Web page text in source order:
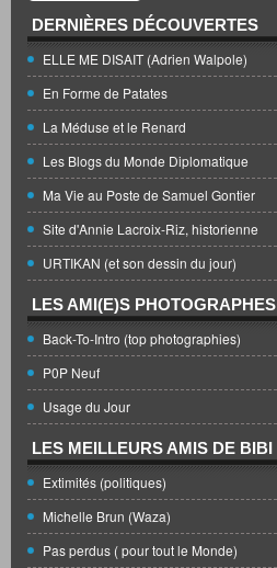
DERNIÈRES DÉCOUVERTES
ELLE ME DISAIT (Adrien Walpole)
En Forme de Patates
La Méduse et le Renard
Les Blogs du Monde Diplomatique
Ma Vie au Poste de Samuel Gontier
Site d'Annie Lacroix-Riz, historienne
URTIKAN (et son dessin du jour)
LES AMI(E)S PHOTOGRAPHES
Back-To-Intro (top photographies)
P0P Neuf
Usage du Jour
LES MEILLEURS AMIS DE BIBI
Extimités (politiques)
Michelle Brun (Waza)
Pas perdus ( pour tout le Monde)